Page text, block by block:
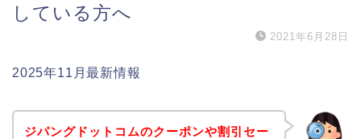
している方へ
2021年6月28日
2025年11月最新情報
ジパングドットコムのクーポンや割引セー